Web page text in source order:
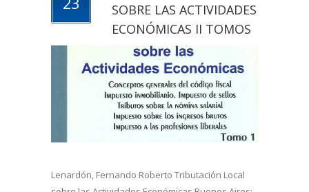
SOBRE LAS ACTIVIDADES
ECONÓMICAS II TOMOS
Lenardón, Fernando Roberto Tributación Local